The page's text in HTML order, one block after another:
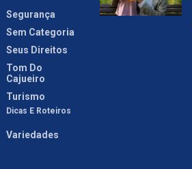
Segurança
Sem Categoria
Seus Direitos
Tom Do
Cajueiro
Turismo
Dicas E Roteiros
Variedades